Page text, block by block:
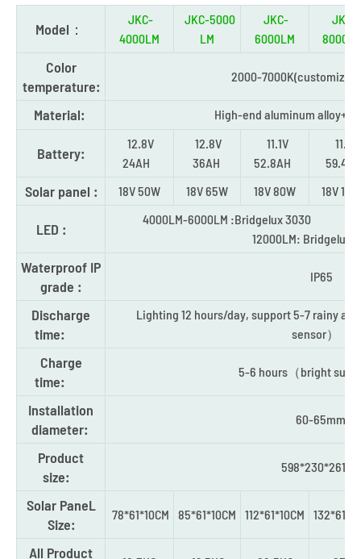
Model：
JKC-
4000LM
JKC-5000
LM
JKC-
6000LM
JKC-
Color
temperature:
2000-7000K(customized
Material: High-end aluminum alloy+
Battery:
12.8V
24AH
12.8V
36AH
11.1V
52.8AH
11.1V
Solar panel : 18V 50W 18V 65W 18V 80W 18V
LED :
4000LM-6000LM
12000LM: Bridgelux
Waterproof IP
grade :
IP65
Discharge
time:
Lighting 12 hours/day, support 5-7 rainy
sensor）
Charge
time:
5-6 hours（bright
Installation
diameter:
60-65mm
Product
size:
Solar PaneL
Size:
78*61*10CM 85*61*10CM 112*61*10CM
All Product